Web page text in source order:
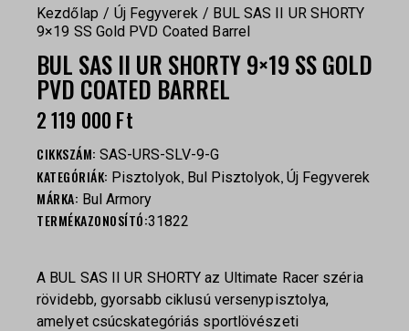
Kezdőlap Új Fegyverek
BUL SAS II UR SHORTY
9×19 SS Gold PVD Coated Barrel
BUL SAS II UR SHORTY 9×19 SS GOLD
PVD COATED BARREL
2 119 000 Ft
CIKKSZÁM: SAS-URS-SLV-9-G
KATEGÓRIÁK: Pisztolyok, Bul Pisztolyok, Új Fegyverek
MÁRKA: Bul Armory
TERMÉKAZONOSÍTÓ:31822
A BUL SAS II UR SHORTY az Ultimate Racer széria
rövidebb, gyorsabb ciklusú versenypisztolya,
amelyet csúcskategóriás sportlövészeti